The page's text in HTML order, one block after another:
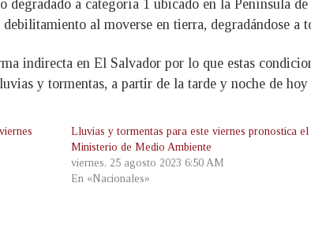
a categoría 1 ubicado en la Península
al moverse en tierra, degradándose
indirecta en El Salvador por lo que estas
y tormentas, a partir de la tarde y noche de
Lluvias y tormentas para este viernes pronostica el
Ministerio de Medio Ambiente
viernes, 25 agosto 2023 6:50 AM
En «Nacionales»